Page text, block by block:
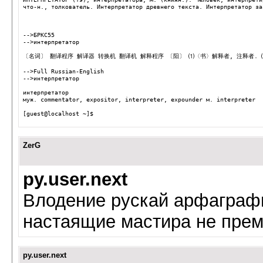
что-н., толкователь. Интерпретатор древнего текста. Интерпретатор
-->БРКС55
-->интерпретатор
〔名词〕 翻译程序 解译器 转换机 翻译机 解释程序 〔阳〕 ⑴〈书〉解释者, 注释者.
-->Full Russian-English
-->интерпретатор
интерпретатор
муж. commentator, expositor, interpreter, expounder м. interpreter
[guest@localhost ~]$
ZerG
py.user.next
Влодение рускай
настаящие мастира не
py.user.next